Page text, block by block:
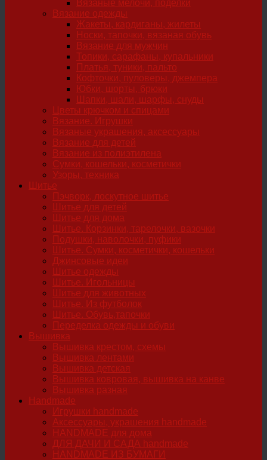
Вязаные мелочи, поделки
Вязание одежды
Жакеты, кардиганы, жилеты
Носки, тапочки, вязаная обувь
Вязание для мужчин
Топики, сарафаны, купальники
Платья, туники, пальто
Кофточки, пуловеры, джемпера
Юбки, шорты, брюки
Шапки, шали, шарфы, снуды
Цветы крючком и спицами
Вязание. Игрушки
Вязаные украшения, аксессуары
Вязание для детей
Вязание из полиэтилена
Сумки, кошельки, косметички
Узоры, техника
Шитье
Пэчворк, лоскутное шитье
Шитье для детей
Шитье для дома
Шитье. Корзинки, тарелочки, вазочки
Подушки, наволочки, пуфики
Шитье. Сумки, косметички, кошельки
Джинсовые идеи
Шитье одежды
Шитье. Игольницы
Шитье для животных
Шитье. Из футболок
Шитье. Обувь,тапочки
Переделка одежды и обуви
Вышивка
Вышивка крестом, схемы
Вышивка лентами
Вышивка детская
Вышивка ковровая, вышивка на канве
Вышивка разная
Handmade
Игрушки handmade
Аксессуары, украшения handmade
HANDMADE для дома
ДЛЯ ДАЧИ И САДА handmade
HANDMADE ИЗ БУМАГИ